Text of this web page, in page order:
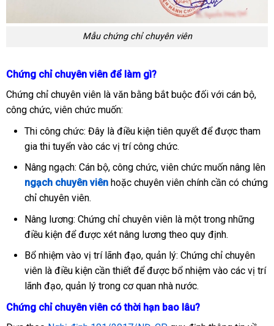
Mẫu chứng chỉ chuyên viên
Chứng chỉ chuyên viên để làm gì?
Chứng chỉ chuyên viên là văn bằng bắt buộc đối với cán bộ,
công chức, viên chức muốn:
Thi công chức: Đây là điều kiện tiên quyết để được tham
gia thi tuyển vào các vị trí công chức.
Nâng ngạch: Cán bộ, công chức, viên chức muốn nâng lên
ngạch chuyên viênhoặc chuyên viên chính cần có chứng
chỉ chuyên viên.
Nâng lương: Chứng chỉ chuyên viên là một trong những
điều kiện để được xét nâng lương theo quy định.
Bổ nhiệm vào vị trí lãnh đạo, quản lý: Chứng chỉ chuyên
viên là điều kiện cần thiết để được bổ nhiệm vào các vị trí
lãnh đạo, quản lý trong cơ quan nhà nước.
Chứng chỉ chuyên viên có thời hạn bao lâu?